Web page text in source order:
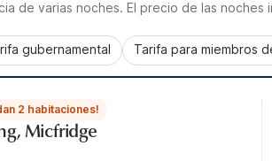
de varias noches. El precio de las noches
gubernamental Tarifa para miembros
2 habitaciones!
Micfridge